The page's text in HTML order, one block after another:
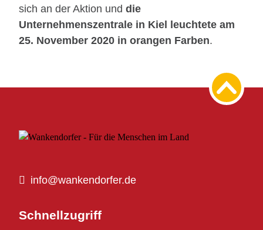
sich an der Aktion und die
Unternehmenszentrale in Kiel leuchtete am
25. November 2020 in orangen Farben.
info@wankendorfer.de
Schnellzugriff